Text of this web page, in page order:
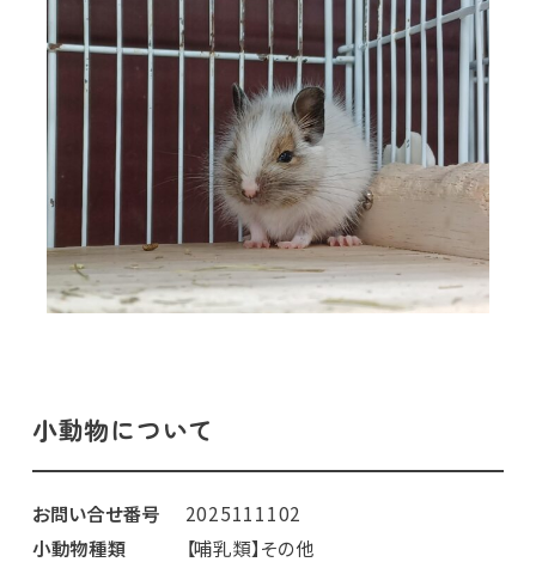
小動物について
お問い合せ番号
2025111102
小動物種類
【哺乳類】その他